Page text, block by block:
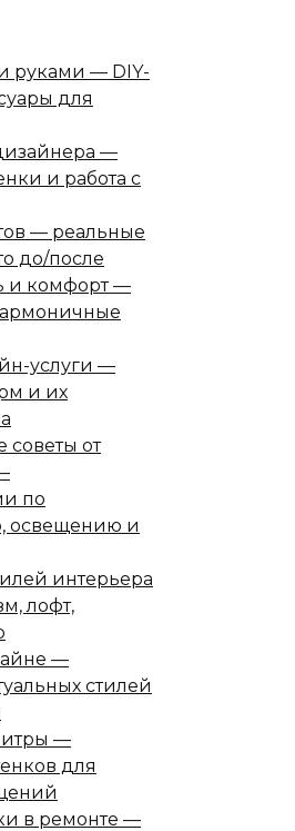
руками — DIY-
для
—
и работа с
— реальные
до/после
и комфорт —
услуги —
и их
советы от
по
освещению и
интерьера
лофт,
—
стилей
—
для
в ремонте —